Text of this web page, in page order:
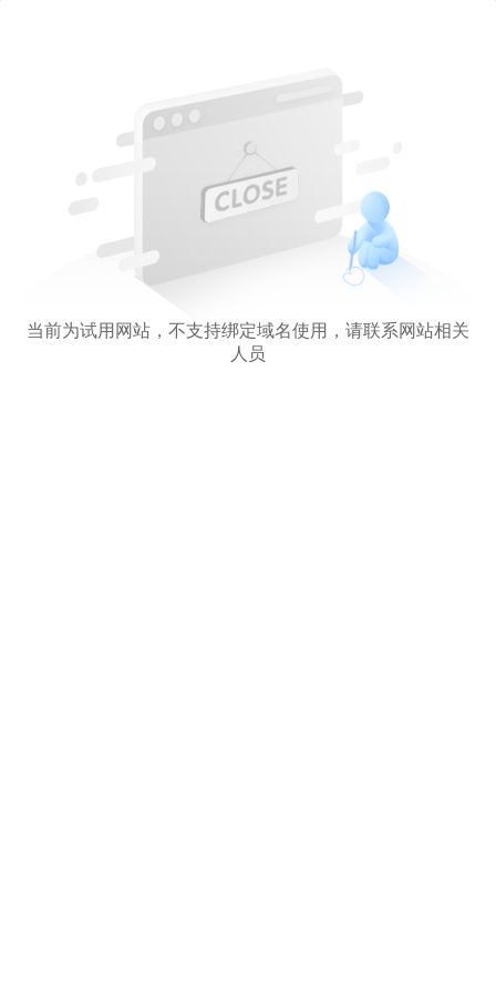
当前为试用网站，不支持绑定域名使用，请联系网站相关
人员